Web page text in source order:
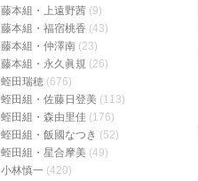
藤本組・上遠野茜 (9)
藤本組・福宿桃香‬ (43)
藤本組・仲澤南 (23)
藤本組・永久眞規 (26)
蛭田瑞穂 (676)
蛭田組・佐藤日登美 (113)
蛭田組・森由里佳 (176)
蛭田組・飯國なつき (52)
蛭田組・星合摩美 (49)
小林慎一 (420)